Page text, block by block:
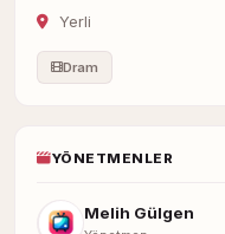
Yerli
Dram
YÖNETMENLER
Melih Gülgen